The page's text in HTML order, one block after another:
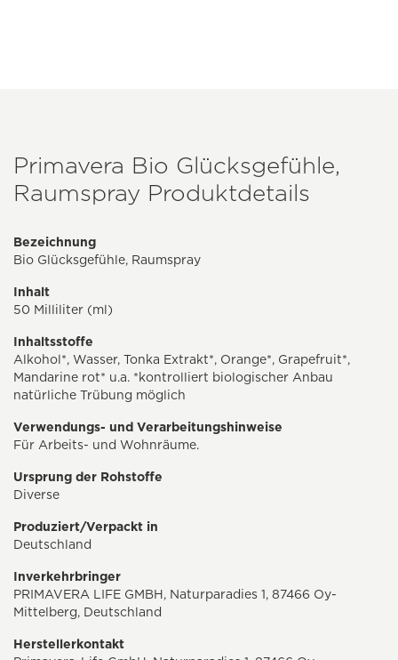
Primavera Bio Glücksgefühle,
Raumspray Produktdetails
Bezeichnung
Bio Glücksgefühle, Raumspray
Inhalt
50 Milliliter (ml)
Inhaltsstoffe
Alkohol*, Wasser, Tonka Extrakt*, Orange*, Grapefruit*,
Mandarine rot* u.a. *kontrolliert biologischer Anbau
natürliche Trübung möglich
Verwendungs- und Verarbeitungshinweise
Für Arbeits- und Wohnräume.
Ursprung der Rohstoffe
Diverse
Produziert/Verpackt in
Deutschland
Inverkehrbringer
PRIMAVERA LIFE GMBH, Naturparadies 1, 87466 Oy-
Mittelberg, Deutschland
Herstellerkontakt